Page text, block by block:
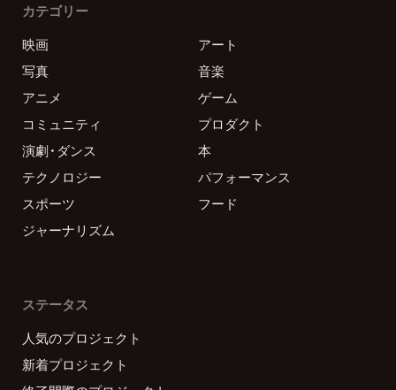
カテゴリー
映画
アート
写真
音楽
アニメ
ゲーム
コミュニティ
プロダクト
演劇・ダンス
本
テクノロジー
パフォーマンス
スポーツ
フード
ジャーナリズム
ステータス
人気のプロジェクト
新着プロジェクト